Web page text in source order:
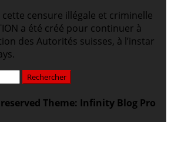
cette censure illégale et criminelle
a été créé pour continuer à
des Autorités suisses, à l’instar
Theme: Infinity Blog Pro